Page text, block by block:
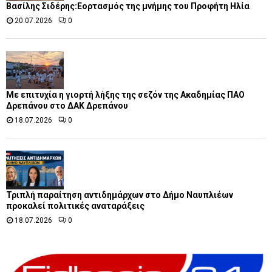
Βασίλης Σιδέρης:Εορτασμός της μνήμης του Προφήτη Ηλία
20.07.2026 0
Με επιτυχία η γιορτή λήξης της σεζόν της Ακαδημίας ΠΑΟ
Δρεπάνου στο ΔΑΚ Δρεπάνου
18.07.2026 0
Τριπλή παραίτηση αντιδημάρχων στο Δήμο Ναυπλιέων
προκαλεί πολιτικές αναταράξεις
18.07.2026 0